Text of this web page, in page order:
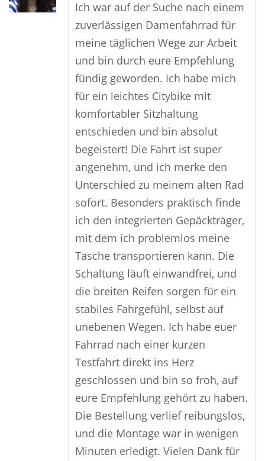
Ich war auf der Suche nach einem
zuverlässigen Damenfahrrad für
meine täglichen Wege zur Arbeit
und bin durch eure Empfehlung
fündig geworden. Ich habe mich
für ein leichtes Citybike mit
komfortabler Sitzhaltung
entschieden und bin absolut
begeistert! Die Fahrt ist super
angenehm, und ich merke den
Unterschied zu meinem alten Rad
sofort. Besonders praktisch finde
ich den integrierten Gepäckträger,
mit dem ich problemlos meine
Tasche transportieren kann. Die
Schaltung läuft einwandfrei, und
die breiten Reifen sorgen für ein
stabiles Fahrgefühl, selbst auf
unebenen Wegen. Ich habe euer
Fahrrad nach einer kurzen
Testfahrt direkt ins Herz
geschlossen und bin so froh, auf
eure Empfehlung gehört zu haben.
Die Bestellung verlief reibungslos,
und die Montage war in wenigen
Minuten erledigt. Vielen Dank für